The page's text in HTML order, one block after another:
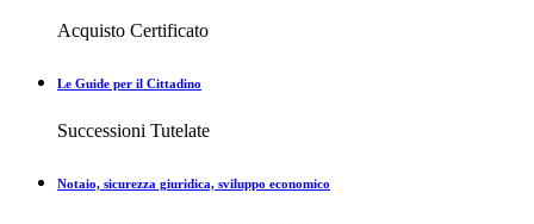
Acquisto Certificato
Le Guide per il Cittadino
Successioni Tutelate
Notaio, sicurezza giuridica, sviluppo economico